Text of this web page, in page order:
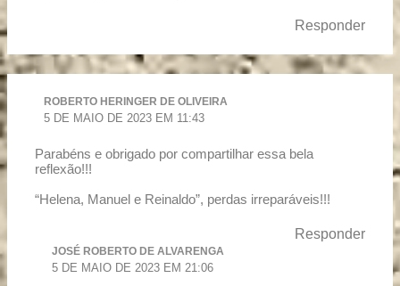
Responder
ROBERTO HERINGER DE OLIVEIRA
5 DE MAIO DE 2023 EM 11:43
Parabéns e obrigado por compartilhar essa bela
reflexão!!!
“Helena, Manuel e Reinaldo”, perdas irreparáveis!!!
Responder
JOSÉ ROBERTO DE ALVARENGA
5 DE MAIO DE 2023 EM 21:06